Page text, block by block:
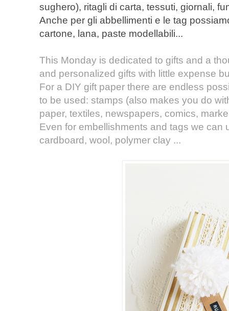
sughero), ritagli di carta, tessuti, giornali,
Anche per gli abbellimenti e le tag
cartone, lana, paste modellabili...
This Monday is dedicated to gifts and a
and personalized gifts with little expense
For a DIY gift paper there are endless
to be used: stamps (also makes you do
paper, textiles, newspapers, comics,
Even for embellishments and tags we can
cardboard, wool, polymer clay ...